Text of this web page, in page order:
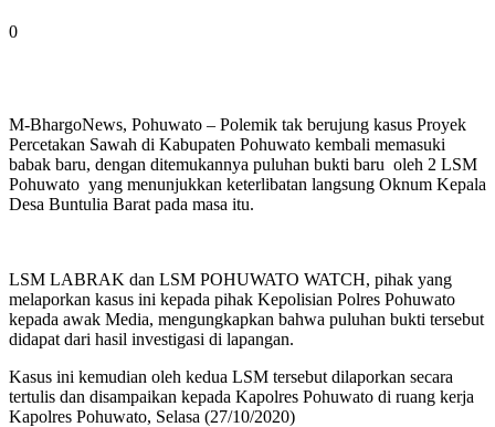
0
M-BhargoNews, Pohuwato – Polemik tak berujung kasus Proyek
Percetakan Sawah di Kabupaten Pohuwato kembali memasuki
babak baru, dengan ditemukannya puluhan bukti baru oleh 2 LSM
Pohuwato yang menunjukkan keterlibatan langsung Oknum Kepala
Desa Buntulia Barat pada masa itu.
LSM LABRAK dan LSM POHUWATO WATCH, pihak yang
melaporkan kasus ini kepada pihak Kepolisian Polres Pohuwato
kepada awak Media, mengungkapkan bahwa puluhan bukti tersebut
didapat dari hasil investigasi di lapangan.
Kasus ini kemudian oleh kedua LSM tersebut dilaporkan secara
tertulis dan disampaikan kepada Kapolres Pohuwato di ruang kerja
Kapolres Pohuwato, Selasa (27/10/2020)